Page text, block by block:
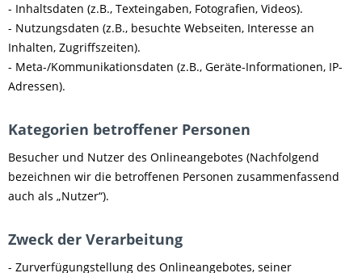
- Inhaltsdaten (z.B., Texteingaben, Fotografien, Videos).
- Nutzungsdaten (z.B., besuchte Webseiten, Interesse an
Inhalten, Zugriffszeiten).
- Meta-/Kommunikationsdaten (z.B., Geräte-Informationen, IP-
Adressen).
Kategorien betroffener Personen
Besucher und Nutzer des Onlineangebotes (Nachfolgend
bezeichnen wir die betroffenen Personen zusammenfassend
auch als „Nutzer“).
Zweck der Verarbeitung
- Zurverfügungstellung des Onlineangebotes, seiner